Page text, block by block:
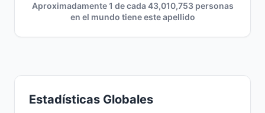
Aproximadamente 1 de cada 43,010,753 personas
en el mundo tiene este apellido
Estadísticas Globales